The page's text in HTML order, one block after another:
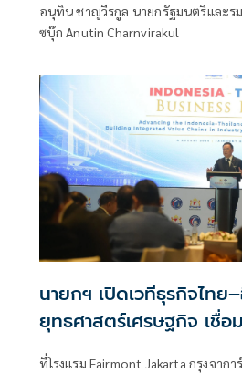
อนุทิน ชาญวีรกูล นายกรัฐมนตรีและร
ซบุ๊ก Anutin Charnvirakul
นายกฯ เปิดเวทีธุรกิจไท
ยุทธศาสตร์เศรษฐกิจ เชื่
ล้านคน
ที่โรงแรม Fairmont Jakarta กรุงจาก